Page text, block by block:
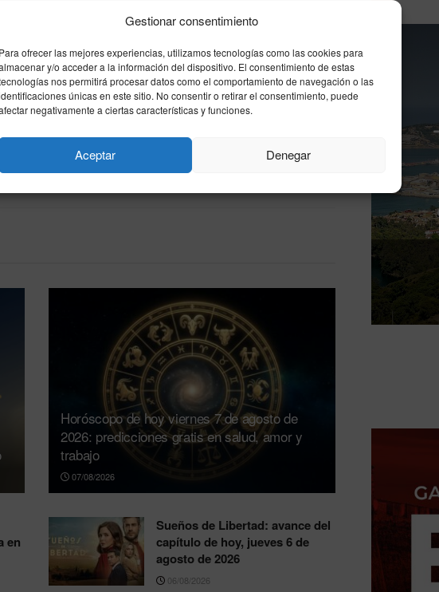
Gestionar consentimiento
Para ofrecer las mejores experiencias, utilizamos tecnologías como las cookies para
y/o acceder a la información del dispositivo. El consentimiento de estas
nos permitirá procesar datos como el comportamiento de navegación o las
únicas en este sitio. No consentir o retirar el consentimiento, puede
negativamente a ciertas características y funciones.
Aceptar Denegar
Compartir Compartir
Siguiente noticia
Valencia Basket – Joventut de Badalona:
horario, canal de televisión y dónde ver el
‘playoff’ de la Liga Endesa
Horóscopo de hoy viernes 7 de agosto de
2026: predicciones gratis en salud, amor y
trabajo
07/08/2026
en
Sueños de Libertad: avance del
capítulo de hoy, jueves 6 de
agosto de 2026
06/08/2026